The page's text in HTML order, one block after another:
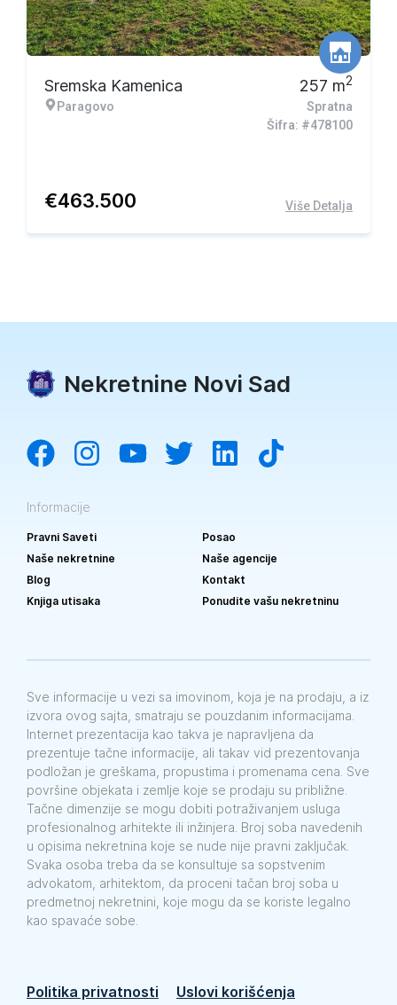
Sremska Kamenica
Paragovo
257 m2
Spratna
Šifra: #478100
€463.500 Više Detalja
Nekretnine Novi Sad
Informacije
Pravni Saveti
Posao
Naše nekretnine
Naše agencije
Blog
Kontakt
Knjiga utisaka
Ponudite vašu nekretninu
Sve informacije u vezi sa imovinom, koja je na prodaju, a iz
izvora ovog sajta, smatraju se pouzdanim informacijama.
Internet prezentacija kao takva je napravljena da
prezentuje tačne informacije, ali takav vid prezentovanja
podložan je greškama, propustima i promenama cena. Sve
površine objekata i zemlje koje se prodaju su približne.
Tačne dimenzije se mogu dobiti potraživanjem usluga
profesionalnog arhitekte ili inžinjera. Broj soba navedenih
u opisima nekretnina koje se nude nije pravni zaključak.
Svaka osoba treba da se konsultuje sa sopstvenim
advokatom, arhitektom, da proceni tačan broj soba u
predmetnoj nekretnini, koje mogu da se koriste legalno
kao spavaće sobe.
Politika privatnosti Uslovi korišćenja